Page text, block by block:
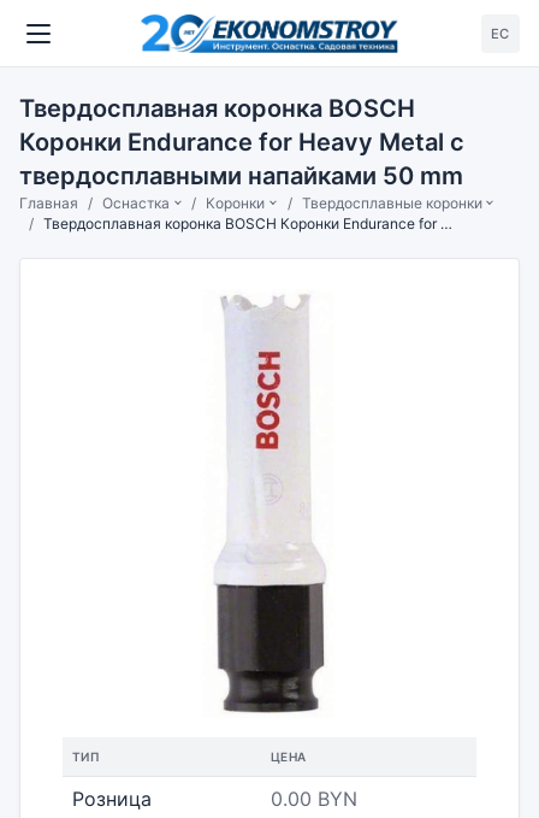
ЕС
Твердосплавная коронка BOSCH
Коронки Endurance for Heavy Metal с
твердосплавными напайками 50 mm
Главная Оснастка Коронки
Твердосплавные коронки
Твердосплавная коронка BOSCH Коронки Endurance for Heavy Metal с твердосплавными напайками 50 mm
ТИП ЦЕНА
Розница 0.00 BYN